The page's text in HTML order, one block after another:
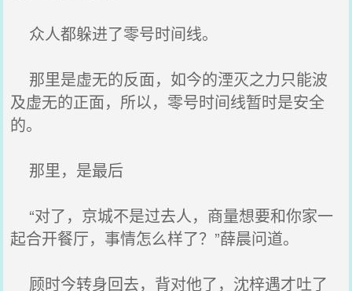
众人都躲进了零号时间线。
那里是虚无的反面，如今的湮灭之力只能波
及虚无的正面，所以，零号时间线暂时是安全
的。
那里，是最后
“对了，京城不是过去人，商量想要和你家一
起合开餐厅，事情怎么样了？”薛晨问道。
顾时今转身回去，背对他了，沈梓遇才吐了